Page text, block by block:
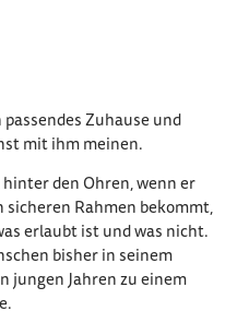
Zuhause und
mit ihm meinen.
den Ohren, wenn er
Rahmen bekommt,
erlaubt ist und was nicht.
bisher in seinem
jungen Jahren zu einem